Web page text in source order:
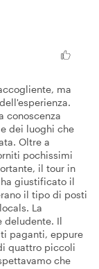
ma
conoscenza
dei luoghi che
Oltre a
pochissimi
il tour in
giustificato il
il tipo di posti
La
deludente. Il
paganti, eppure
quattro piccoli
che